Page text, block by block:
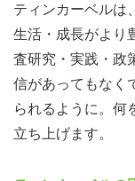
ティンカーベルは
生活・成長がより
査研究・実践・政
信があってもなく
られるように。何
立ち上げます。